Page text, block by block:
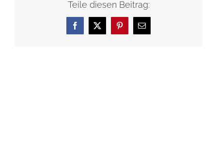
Teile diesen Beitrag:
Facebook
X Pinterest
E-
Mail